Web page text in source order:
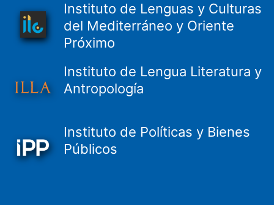
Instituto de Lenguas y Culturas
del Mediterráneo y Oriente
Próximo
Instituto de Lengua Literatura y
Antropología
Instituto de Políticas y Bienes
Públicos